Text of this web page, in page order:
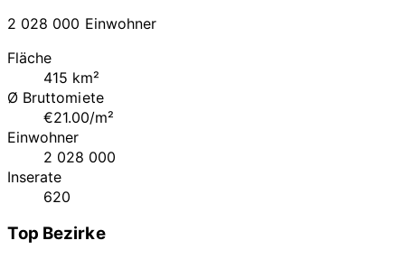
2 028 000 Einwohner
Fläche
415 km²
Ø Bruttomiete
€21.00/m²
Einwohner
2 028 000
Inserate
620
Top Bezirke